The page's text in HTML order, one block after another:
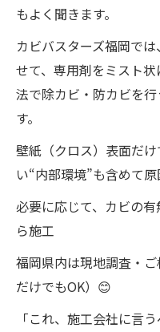
もよく聞きます。
カビバスターズ福岡で
せて、専用剤をミスト
法で除カビ・防カビを
す。
壁紙（クロス）表面だ
い“内部環境”も含めて
必要に応じて、カビの
ら施工
福岡県内は現地調査・
だけでもOK）😊
「これ、施工会社に言